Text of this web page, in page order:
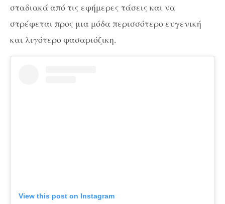
σταδιακά από τις εφήμερες τάσεις και να
στρέφεται προς μια μόδα περισσότερο ευγενική
και λιγότερο φασαριόζικη.
View this post on Instagram